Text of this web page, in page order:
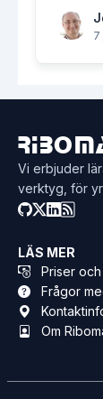
7
Vi erbjuder
verktyg, för
LÄS MER
Priser
Frågor
Om